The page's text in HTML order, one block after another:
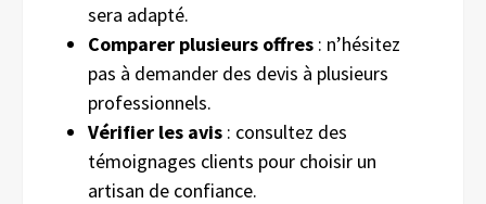
sera adapté.
Comparer plusieurs offres : n’hésitez
pas à demander des devis à plusieurs
professionnels.
Vérifier les avis : consultez des
témoignages clients pour choisir un
artisan de confiance.